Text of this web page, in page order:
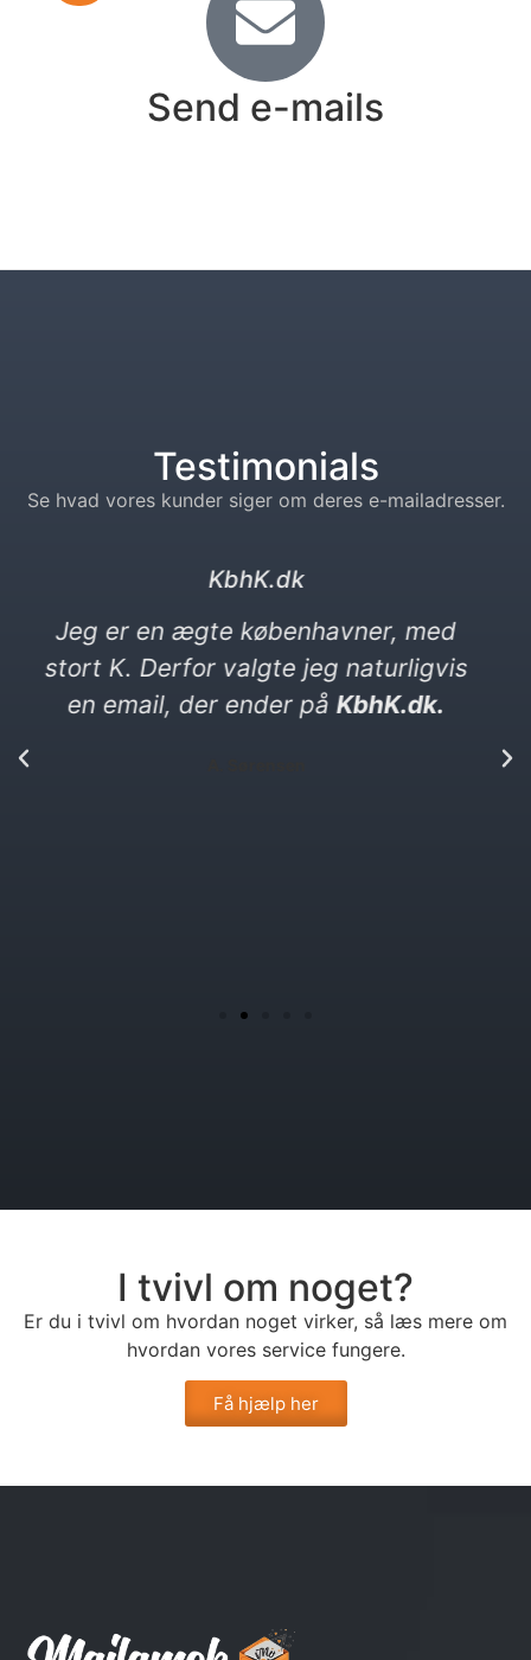
Send e-mails
Testimonials
Se hvad vores kunder siger om deres e-mailadresser.
kebabser. dk
Jeg elsker kebab og vittigheder. Min
nye e-mail må gerne være en
vittighed. Den ender på kebabser. dk​
I tvivl om noget?
Er du i tvivl om hvordan noget virker, så læs mere om
hvordan vores service fungere.
Få hjælp her